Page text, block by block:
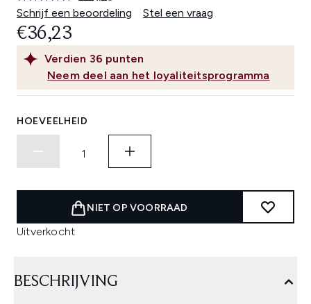
6
beoordelingen.
paginalink.
Schrijf een beoordeling
Stel een vraag
Verdien 36 punten
Neem deel aan het loyaliteitsprogramma
€36,23
HOEVEELHEID
NIET OP VOORRAAD
Uitverkocht
BESCHRIJVING